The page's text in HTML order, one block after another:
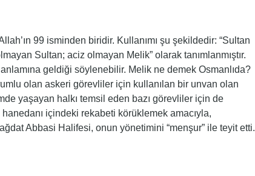
Sultan; aciz olmayan Melik” olarak tanımlanmıştır.
geldiği söylenebilir. Melik ne demek Osmanlıda?
olan askeri görevliler için kullanılan bir unvan olan
yaşayan halkı temsil eden bazı görevliler için de
içindeki rekabeti körüklemek amacıyla,
Abbasi Halifesi, onun yönetimini “menşur” ile teyit etti.